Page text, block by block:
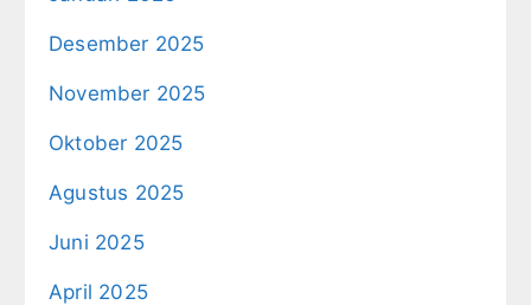
Desember 2025
November 2025
Oktober 2025
Agustus 2025
Juni 2025
April 2025